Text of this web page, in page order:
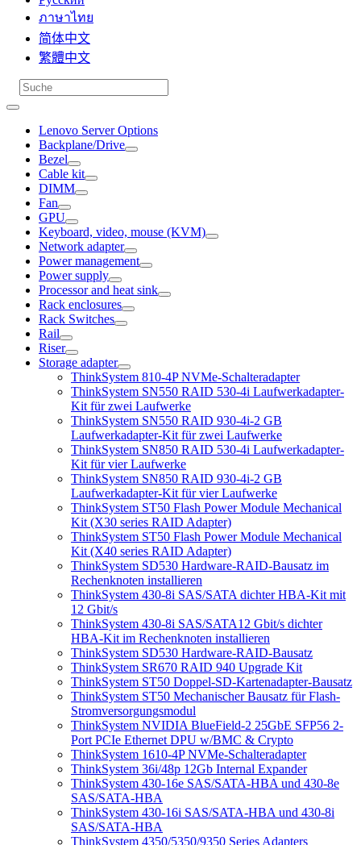
ภาษาไทย
简体中文
繁體中文
Lenovo Server Options
Backplane/Drive
Bezel
Cable kit
DIMM
Fan
GPU
Keyboard, video, mouse (KVM)
Network adapter
Power management
Power supply
Processor and heat sink
Rack enclosures
Rack Switches
Rail
Riser
Storage adapter
ThinkSystem 810-4P NVMe-Schalteradapter
ThinkSystem SN550 RAID 530-4i Laufwerkadapter-
Kit für zwei Laufwerke
ThinkSystem SN550 RAID 930-4i-2 GB
Laufwerkadapter-Kit für zwei Laufwerke
ThinkSystem SN850 RAID 530-4i Laufwerkadapter-
Kit für vier Laufwerke
ThinkSystem SN850 RAID 930-4i-2 GB
Laufwerkadapter-Kit für vier Laufwerke
ThinkSystem ST50 Flash Power Module Mechanical
Kit (X30 series RAID Adapter)
ThinkSystem ST50 Flash Power Module Mechanical
Kit (X40 series RAID Adapter)
ThinkSystem SD530 Hardware-RAID-Bausatz im
Rechenknoten installieren
ThinkSystem 430-8i SAS/SATA dichter HBA-Kit mit
12 Gbit/s
ThinkSystem 430-8i SAS/SATA12 Gbit/s dichter
HBA-Kit im Rechenknoten installieren
ThinkSystem SD530 Hardware-RAID-Bausatz
ThinkSystem SR670 RAID 940 Upgrade Kit
ThinkSystem ST50 Doppel-SD-Kartenadapter-Bausatz
ThinkSystem ST50 Mechanischer Bausatz für Flash-
Stromversorgungsmodul
ThinkSystem NVIDIA BlueField-2 25GbE SFP56 2-
Port PCIe Ethernet DPU w/BMC & Crypto
ThinkSystem 1610-4P NVMe-Schalteradapter
ThinkSystem 36i/48p 12Gb Internal Expander
ThinkSystem 430-16e SAS/SATA-HBA und 430-8e
SAS/SATA-HBA
ThinkSystem 430-16i SAS/SATA-HBA und 430-8i
SAS/SATA-HBA
ThinkSystem 4350/5350/9350 Series Adapters